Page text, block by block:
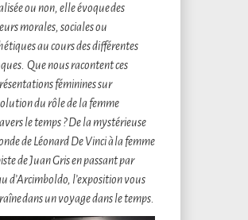
ou non, elle évoque des
morales, sociales ou
au cours des différentes
Que nous racontent ces
féminines sur
du rôle de la femme
le temps ? De la mystérieuse
de Léonard De Vinci à la femme
de Juan Gris en passant par
d’Arcimboldo, l’exposition vous
dans un voyage dans le temps.